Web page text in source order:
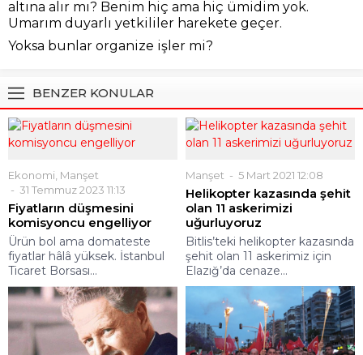
altına alır mı? Benim hiç ama hiç ümidim yok.
Umarım duyarlı yetkililer harekete geçer.
Yoksa bunlar organize işler mi?
BENZER KONULAR
Ekonomi Manşet
31 Temmuz 2023 11:13
Fiyatların düşmesini
komisyoncu engelliyor
Ürün bol ama domateste
fiyatlar hâlâ yüksek. İstanbul
Ticaret Borsası...
Manşet 5 Mart 2021 12:08
Helikopter kazasında şehit
olan 11 askerimizi
uğurluyoruz
Bitlis’teki helikopter kazasında
şehit olan 11 askerimiz için
Elazığ’da cenaze...